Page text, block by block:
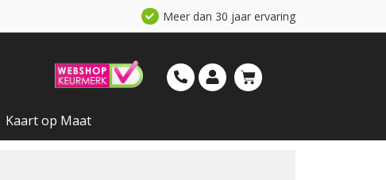
Meer dan 30 jaar ervaring
Kaart op Maat